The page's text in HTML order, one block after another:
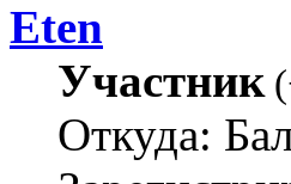
Eten
Участник(
Откуда: